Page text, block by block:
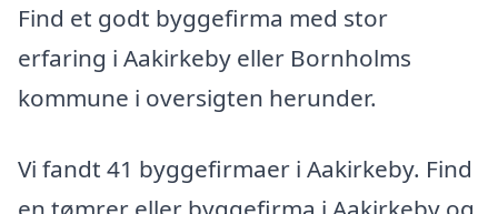
Find et godt byggefirma med stor
erfaring i Aakirkeby eller Bornholms
kommune i oversigten herunder.
Vi fandt 41 byggefirmaer i Aakirkeby. Find